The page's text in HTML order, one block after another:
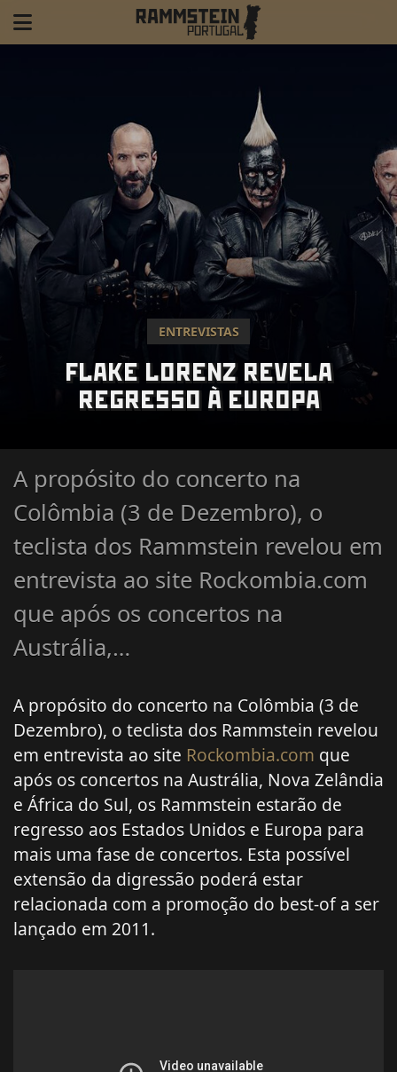
ENTREVISTAS
FLAKE LORENZ REVELA
REGRESSO À EUROPA
A propósito do concerto na
Colômbia (3 de Dezembro), o
teclista dos Rammstein revelou em
entrevista ao site Rockombia.com
que após os concertos na
Austrália,…
A propósito do concerto na Colômbia (3 de
Dezembro), o teclista dos Rammstein revelou
em entrevista ao site Rockombia.com que
após os concertos na Austrália, Nova Zelândia
e África do Sul, os Rammstein estarão de
regresso aos Estados Unidos e Europa para
mais uma fase de concertos. Esta possível
extensão da digressão poderá estar
relacionada com a promoção do best-of a ser
lançado em 2011.